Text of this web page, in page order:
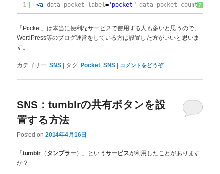
?
1 <a data-pocket-label ="pocket" data-pocket-count=
「Pocket」は本当に便利なサービスで使用する人も多いと思うので、
WordPress等のブログ運営をしている方は設置した方がいいと思いま
す。
カテゴリー: SNS | タグ: Pocket ,SNS | コメントをどうぞ
SNS：tumblrの共有ボタンを設
置する方法
Posted on2014年4月16日
「tumblr （ タンブラー）」というサービスが利用したことがあります
か？